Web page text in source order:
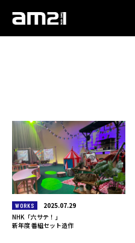
WORKS
2025.07.29
NHK「六サテ！」
新年度 番組セット造作